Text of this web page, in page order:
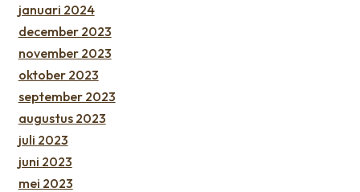
januari 2024
december 2023
november 2023
oktober 2023
september 2023
augustus 2023
juli 2023
juni 2023
mei 2023